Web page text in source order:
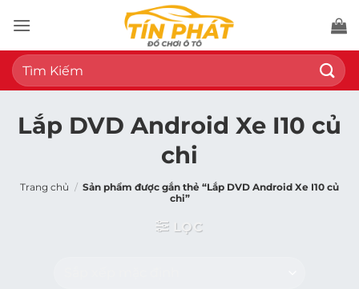
qua
nội
dung
Tìm
kiếm:
Lắp DVD Android Xe I10 củ
chi
Trang chủ / Sản phẩm được gắn thẻ “Lắp DVD Android Xe I10 củ
chi”
LỌC